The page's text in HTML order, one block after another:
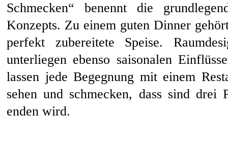
Schmecken“ benennt die
Konzepts. Zu einem guten Dinner
perfekt zubereitete Speise.
unterliegen ebenso saisonalen
lassen jede Begegnung mit einem
sehen und schmecken, dass sind drei
enden wird.